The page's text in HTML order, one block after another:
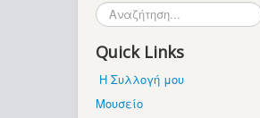
Αναζήτηση...
Quick Links
Η Συλλογή μου
Μουσείο